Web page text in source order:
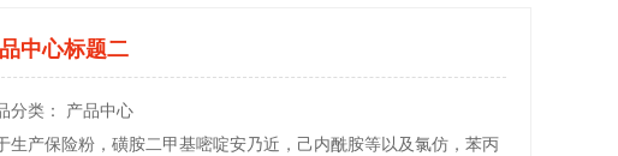
中心标题二
分类： 产品中心
生产保险粉，磺胺二甲基嘧啶安乃近，己内酰胺等以及氯仿，苯丙